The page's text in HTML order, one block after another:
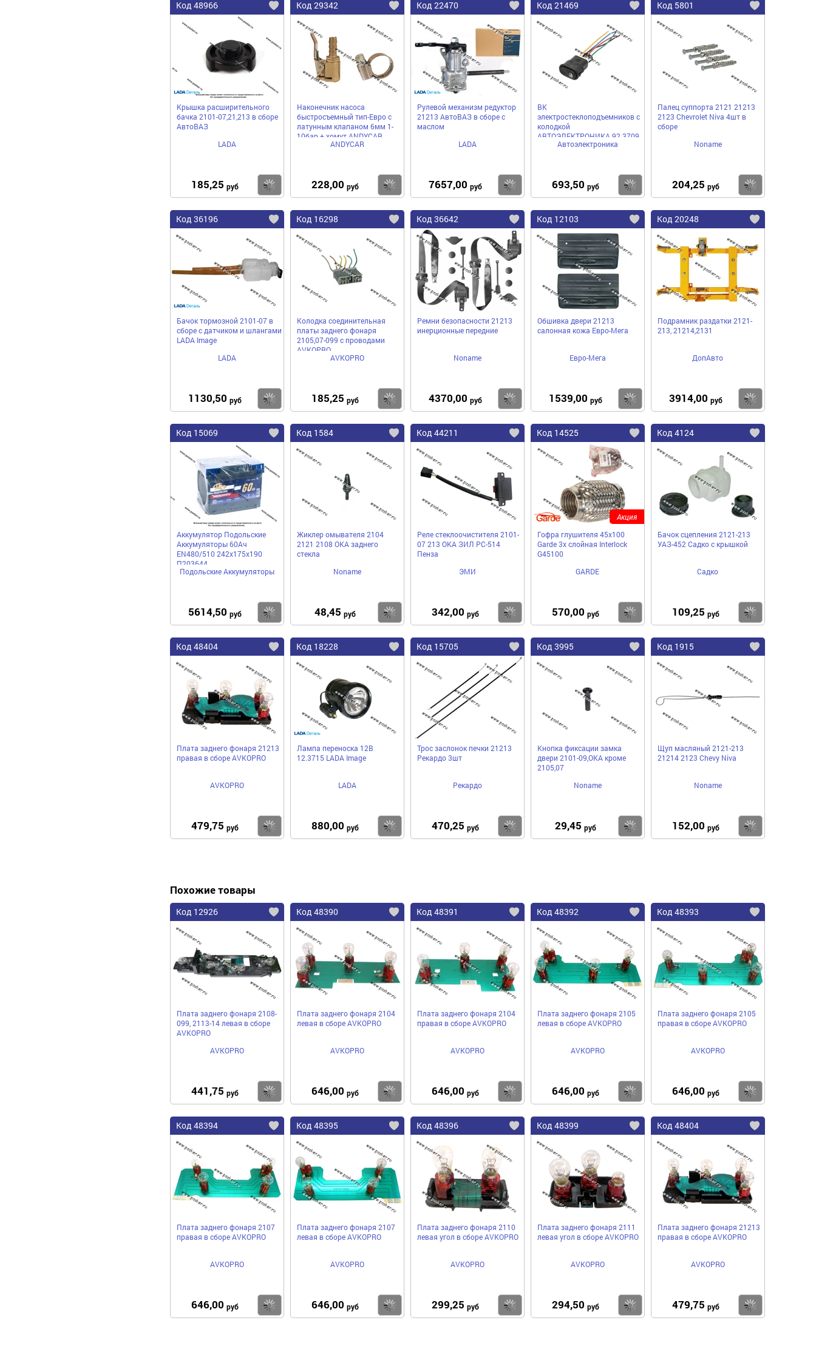
Код 48966
Крышка расширительного
бачка 2101-07,21,213 в сборе
АвтоВАЗ
LADA
185,25 руб Купить
Код 29342
Наконечник насоса
быстросъемный тип-Евро с
латунным клапаном 6мм 1-
10бар + хомут ANDYCAR
ANDYCAR
228,00 руб Купить
Код 22470
Рулевой механизм редуктор
21213 АвтоВАЗ в сборе с
маслом
LADA
7657,00 руб Купить
Код 21469
ВК
электростеклоподъемников с
колодкой
АВТОЭЛЕКТРОНИКА 92.3709
с 7-ю проводами
Автоэлектроника
693,50 руб Купить
Код 5801
Палец суппорта 2121 21213
2123 Chevrolet Niva 4шт в
сборе
Noname
204,25 руб
Код 36196
Бачок тормозной 2101-07 в
сборе с датчиком и шлангами
LADA Image
LADA
1130,50 руб Купить
Код 16298
Колодка соединительная
платы заднего фонаря
2105,07-099 с проводами
AVKOPRO
AVKOPRO
185,25 руб Купить
Код 36642
Ремни безопасности 21213
инерционные передние
Noname
4370,00 руб Купить
Код 12103
Обшивка двери 21213
салонная кожа Евро-Мега
Евро-Мега
1539,00 руб Купить
Код 20248
Подрамник раздатки 2121-
213, 21214,2131
ДопАвто
3914,00 руб
Код 15069
Аккумулятор Подольские
Аккумуляторы 60Ач
EN480/510 242х175х190
П203644
Подольские Аккумуляторы
5614,50 руб Купить
Код 1584
Жиклер омывателя 2104
2121 2108 ОКА заднего
стекла
Noname
48,45 руб Купить
Код 44211
Реле стеклоочистителя 2101-
07 213 ОКА ЗИЛ РС-514
Пенза
ЭМИ
342,00 руб Купить
Код 14525
Гофра глушителя 45x100
Garde 3х слойная Interloсk
G45100
GARDE
570,00 руб Купить
Акция
Код 4124
Бачок сцепления 2121-213
УАЗ-452 Садко с крышкой
Садко
109,25 руб
Код 48404
Плата заднего фонаря 21213
правая в сборе AVKOPRO
AVKOPRO
479,75 руб Купить
Код 18228
Лампа переноска 12В
12.3715 LADA Image
LADA
880,00 руб Купить
Код 15705
Трос заслонок печки 21213
Рекардо 3шт
Рекардо
470,25 руб Купить
Код 3995
Кнопка фиксации замка
двери 2101-09,ОКА кроме
2105,07
Noname
29,45 руб Купить
Код 1915
Щуп масляный 2121-213
21214 2123 Chevy Niva
Noname
152,00 руб
Похожие товары
Код 12926
Плата заднего фонаря 2108-
099, 2113-14 левая в сборе
AVKOPRO
AVKOPRO
441,75 руб Купить
Код 48390
Плата заднего фонаря 2104
левая в сборе AVKOPRO
AVKOPRO
646,00 руб Купить
Код 48391
Плата заднего фонаря 2104
правая в сборе AVKOPRO
AVKOPRO
646,00 руб Купить
Код 48392
Плата заднего фонаря 2105
левая в сборе AVKOPRO
AVKOPRO
646,00 руб Купить
Код 48393
Плата заднего фонаря 2105
правая в сборе AVKOPRO
AVKOPRO
646,00 руб
Код 48394
Плата заднего фонаря 2107
правая в сборе AVKOPRO
AVKOPRO
646,00 руб Купить
Код 48395
Плата заднего фонаря 2107
левая в сборе AVKOPRO
AVKOPRO
646,00 руб Купить
Код 48396
Плата заднего фонаря 2110
левая угол в сборе AVKOPRO
AVKOPRO
299,25 руб Купить
Код 48399
Плата заднего фонаря 2111
левая угол в сборе AVKOPRO
AVKOPRO
294,50 руб Купить
Код 48404
Плата заднего фонаря 21213
правая в сборе AVKOPRO
AVKOPRO
479,75 руб